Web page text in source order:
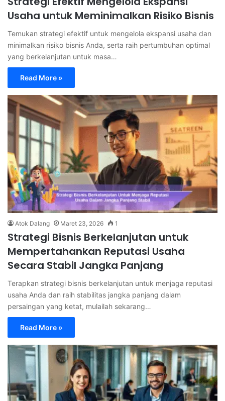
Usaha untuk Meminimalkan Risiko Bisnis
Temukan strategi efektif untuk mengelola ekspansi usaha dan
minimalkan risiko bisnis Anda, serta raih pertumbuhan optimal
yang berkelanjutan untuk masa…
Read More »
Atok Dalang Maret 23, 2026 1
Strategi Bisnis Berkelanjutan untuk
Mempertahankan Reputasi Usaha
Secara Stabil Jangka Panjang
Terapkan strategi bisnis berkelanjutan untuk menjaga reputasi
usaha Anda dan raih stabilitas jangka panjang dalam
persaingan yang ketat, mulailah sekarang…
Read More »